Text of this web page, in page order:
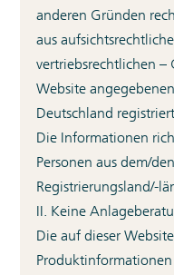
anderen Gründen
aus
vertriebsrechtlichen –
Website
Deutschland
Die Informationen
Personen aus dem/
Registrierungsland/-
II. Keine
Die auf dieser